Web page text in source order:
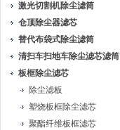
激光切割机除尘滤筒
仓顶除尘器滤芯
替代布袋式除尘滤筒
清扫车扫地车除尘滤芯滤筒
板框除尘滤芯
除尘滤板
塑烧板框除尘滤芯
聚酯纤维板框滤芯